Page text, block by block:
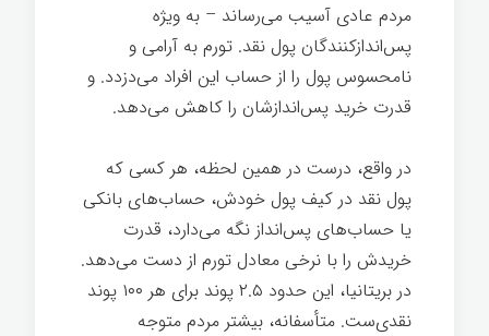
مردم عادی آسیب می‌رساند – به ویژه
پس‌اندازکنندگان پول نقد. تورم به آرامی و
نامحسوس پول را از حساب این افراد می‌دزدد. و
قدرت خرید پس‌اندازشان را کاهش می‌دهد.
در واقع، درست در همین لحظه، هر کسی که
پول نقد در کیف پول خودش، حساب‌های بانکی
یا حساب‌های پس‌انداز نگه می‌دارد، قدرت
خریدش را با نرخی معادل تورم از دست می‌دهد.
در بریتانیا، این حدود ۲.۵ پوند برای هر ۱۰۰ پوند
نقدی‌ست. متأسفانه، بیشتر مردم متوجه